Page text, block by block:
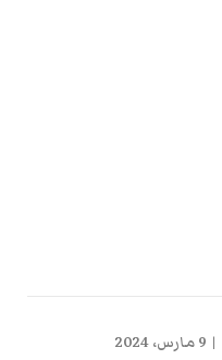
9 مارس، 2024